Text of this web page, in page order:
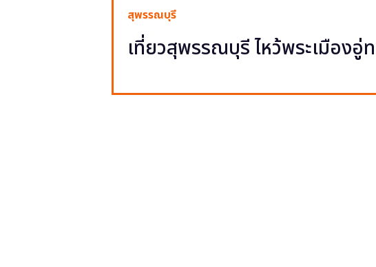
สุพรรณบุรี
เที่ยวสุพรรณบุรี ไหว้พระเมืองอู่